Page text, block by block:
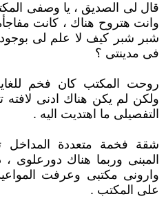
قال لى الصديق ، يا وصفى
وانت هتروح هناك ، كانت
شبر شبر كيف لا علم لى بوجود
فى مدينتى ؟
روحت المكتب كان فخم
ولكن لم يكن هناك ادنى لافته
التفصيلى ما اهتديت اليه .
شقة فخمة متعددة
المبنى وربما هناك دورعلوى
وارونى مكتبى وعرفت
على المكتب .